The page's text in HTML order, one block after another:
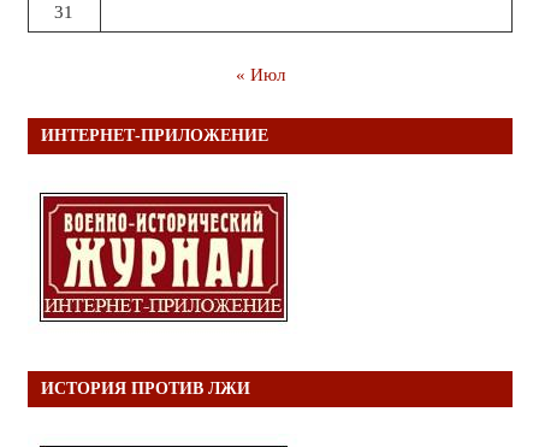
31
« Июл
ИНТЕРНЕТ-ПРИЛОЖЕНИЕ
ИСТОРИЯ ПРОТИВ ЛЖИ